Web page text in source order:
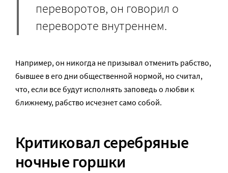
переворотов, он говорил о
перевороте внутреннем.
Например, он никогда не призывал отменить рабство,
бывшее в его дни общественной нормой, но считал,
что, если все будут исполнять заповедь о любви к
ближнему, рабство исчезнет само собой.
Критиковал серебряные
ночные горшки